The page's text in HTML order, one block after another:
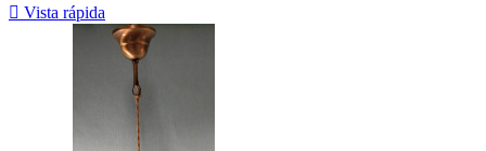
 Vista rápida